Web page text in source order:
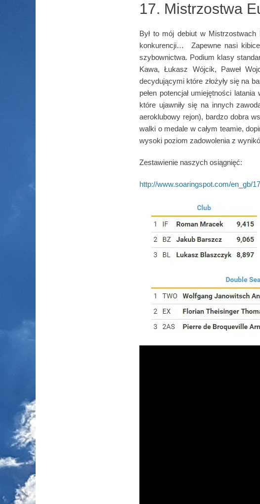
17. Mistrzostwa
Był to mój debiut w
konkurencji… Zapewne nasi
szybownictwa. Podium klasy
Kawa, Łukasz Wójcik, Paweł
decydującymi które złożyły się na
pełen potencjał umiejętności
które ujawniły się na innych
aeroklubowy rejon), bardzo dobra
walki o medale w całym teamie,
wysoki poziom zadowolenia z
Zestawienie naszych osiągnięć:
http://www.soaringspot.com/en_gb/